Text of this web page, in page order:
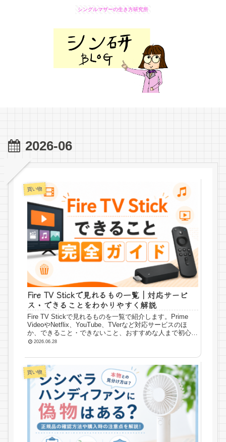
シングルマザーの生き方研究所
2026-06
買い物
Fire TV Stickで見れるもの一覧｜対応サービ
ス・できることをわかりやすく解説
Fire TV Stickで見れるものを一覧で紹介します。Prime
VideoやNetflix、YouTube、TVerなど対応サービスのほ
か、できること・できないこと、おすすめな人まで初心者
向けにわかりやすく解説します。
2026.06.28
買い物